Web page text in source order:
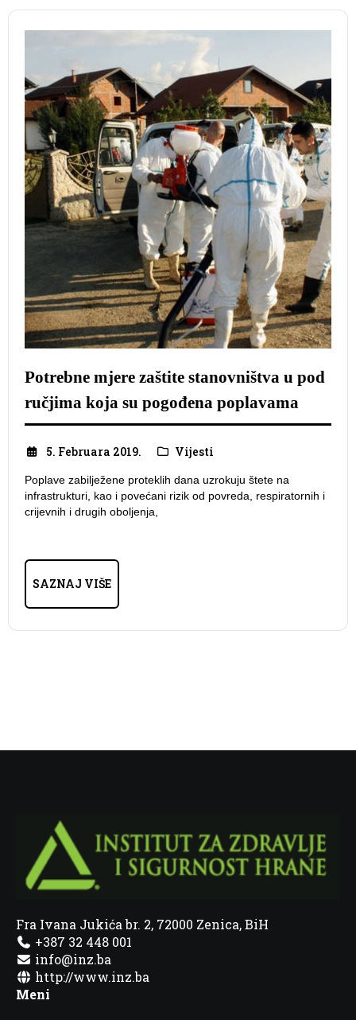
Potrebne mjere zaštite stanovništva u pod
ručjima koja su pogođena poplavama
5. Februara 2019. Vijesti
Poplave zabilježene proteklih dana uzrokuju štete na
infrastrukturi, kao i povećani rizik od povreda, respiratornih i
crijevnih i drugih oboljenja,
SAZNAJ VIŠE
Fra Ivana Jukića br. 2, 72000 Zenica, BiH
+387 32 448 001
info@inz.ba
http://www.inz.ba
Meni